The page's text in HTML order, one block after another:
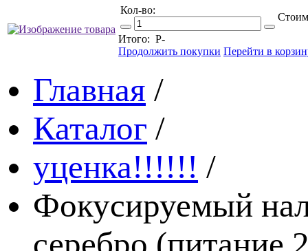
Кол-во:
Итого: Р-
Продолжить покупки Перейти в
Главная /
Каталог /
уценка!!!!!! /
Фокусируемый